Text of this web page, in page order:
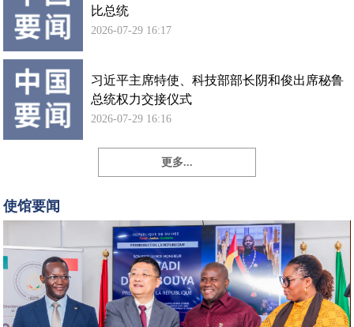
比总统
2026-07-29 16:17
习近平主席特使、科技部部长阴和俊出席秘鲁
总统权力交接仪式
2026-07-29 16:16
更多...
使馆要闻
勇
大
席
中
国